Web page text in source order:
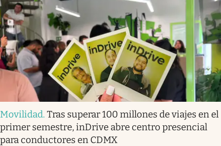
Movilidad. Tras superar 100 millones de viajes en el
primer semestre, inDrive abre centro presencial
para conductores en CDMX